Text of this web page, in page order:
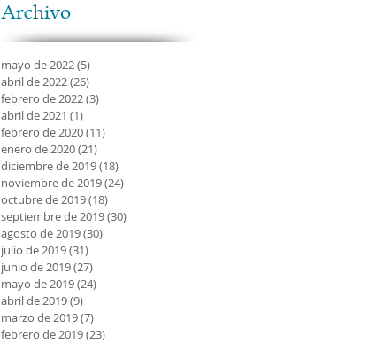
Archivo
mayo de 2022(5)
abril de 2022(26)
febrero de 2022(3)
abril de 2021 (1)
febrero de 2020(11)
enero de 2020(21)
diciembre de 2019(18)
noviembre de 2019(24)
octubre de 2019(18)
septiembre de 2019(30)
agosto de 2019(30)
julio de 2019(31)
junio de 2019(27)
mayo de 2019(24)
abril de 2019(9)
marzo de 2019(7)
febrero de 2019(23)